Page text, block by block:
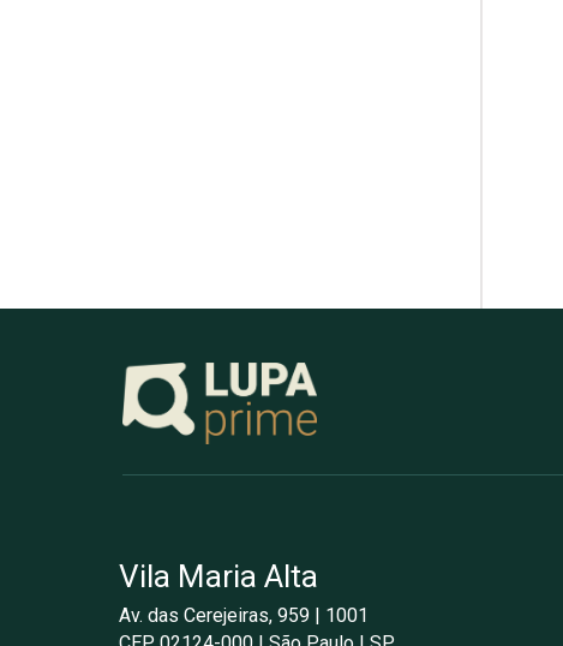
Vila Maria Alta
Av. das Cerejeiras, 959 | 1001